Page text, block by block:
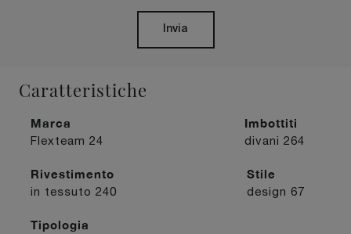
Invia
Caratteristiche
Marca
Flexteam 24
Imbottiti
divani 264
Rivestimento
in tessuto 240
Stile
design 67
Tipologia